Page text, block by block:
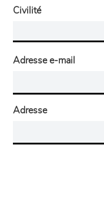
Civilité
Adresse e-mail
Adresse